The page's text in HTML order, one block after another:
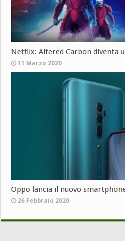
Netflix: Altered Carbon diventa
11 Marzo 2020
Oppo lancia il nuovo
26 Febbraio 2020